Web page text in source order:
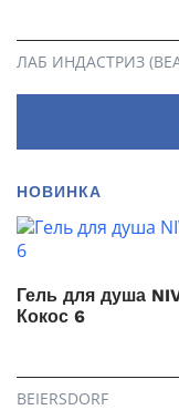
ЛАБ ИНДАСТРИЗ
НОВИНКА
Гель для душа
Кокос 6
BEIERSDORF